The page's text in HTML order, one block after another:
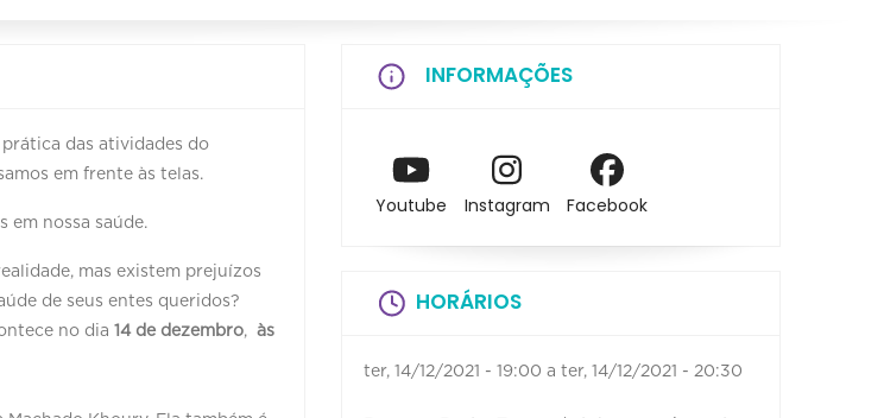
das atividades do
em frente às telas.
em nossa saúde.
mas existem prejuízos
de seus entes queridos?
no dia 14 de dezembro, às
INFORMAÇÕES
Youtube Instagram Facebook
HORÁRIOS
ter, 14/12/2021 - 19:00 a ter, 14/12/2021 - 20:30